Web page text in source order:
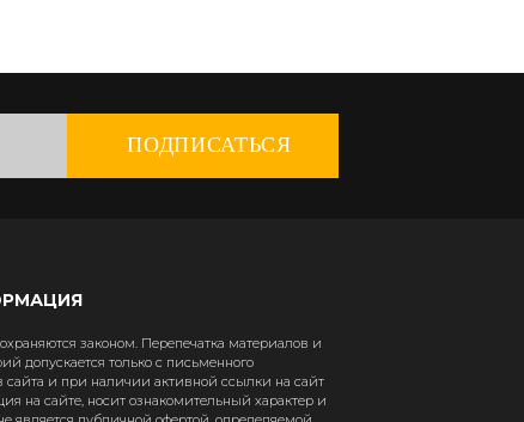
ПОДПИСАТЬСЯ
законом. Перепечатка материалов и
допускается только с письменного
сайта и при наличии активной ссылки на сайт
на сайте, носит ознакомительный характер и